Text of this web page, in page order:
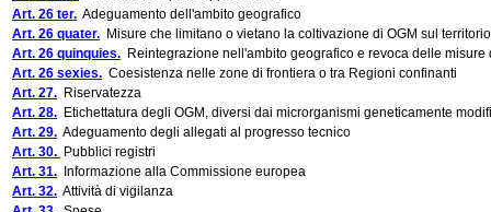
Art. 26 ter. Adeguamento dell'ambito geografico
Art. 26 quater. Misure che limitano o vietano la coltivazione di OGM sul
Art. 26 quinquies. Reintegrazione nell'ambito geografico e revoca delle
Art. 26 sexies. Coesistenza nelle zone di frontiera o tra Regioni confinanti
Art. 27. Riservatezza
Art. 28. Etichettatura degli OGM, diversi dai microrganismi geneticamente
Art. 29. Adeguamento degli allegati al progresso tecnico
Art. 30. Pubblici registri
Art. 31. Informazione alla Commissione europea
Art. 32. Attività di vigilanza